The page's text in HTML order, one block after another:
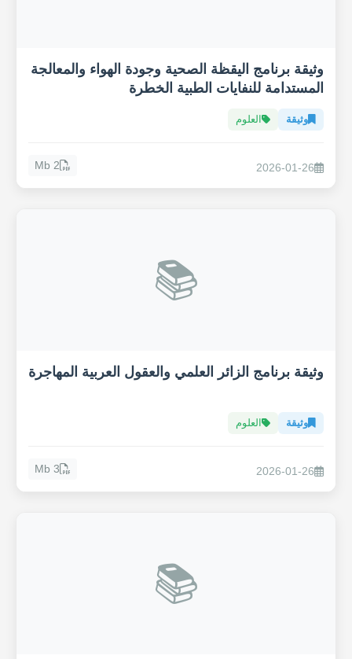
وثيقة برنامج اليقظة الصحية وجودة الهواء والمعالجة
المستدامة للنفايات الطبية الخطرة
وثيقة العلوم
2026-01-26
2 Mb
📚
وثيقة برنامج الزائر العلمي والعقول العربية المهاجرة
وثيقة العلوم
2026-01-26
3 Mb
📚